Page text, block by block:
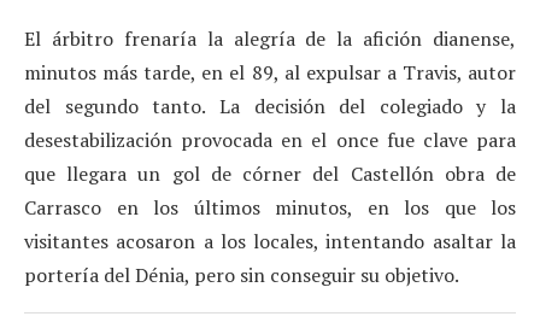
El árbitro frenaría la alegría de la afición dianense,
minutos más tarde, en el 89, al expulsar a Travis, autor
del segundo tanto. La decisión del colegiado y la
desestabilización provocada en el once fue clave para
que llegara un gol de córner del Castellón obra de
Carrasco en los últimos minutos, en los que los
visitantes acosaron a los locales, intentando asaltar la
portería del Dénia, pero sin conseguir su objetivo.